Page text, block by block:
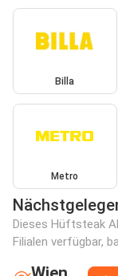
Billa
Metro
Dieses Hüftsteak
Filialen verfügbar,